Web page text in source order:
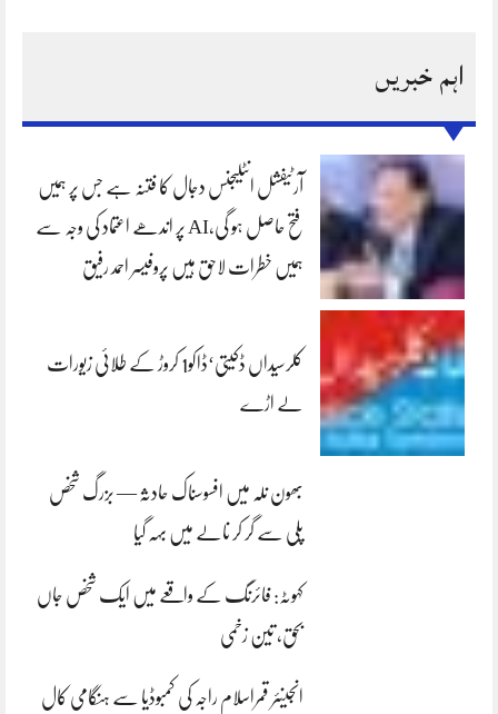
اہم خبریں
آرٹیفشل انٹلیجنس دجال کا فتنہ ہے جس پر ہمیں
فتح حاصل ہو گی،AI پر اندھے اعتماد کی وجہ سے
ہمیں خطرات لاحق ہیں پروفیسر احمد رفیق
کلرسیداں ڈکیتی‘ڈاکو1 کروڑ کے طلائی زیورات
لے اڑے
بھون نلہ میں افسوسناک حادثہ — بزرگ شخص
پلی سے گر کر نالے میں بہہ گیا
کہوٹہ: فائرنگ کے واقعے میں ایک شخص جاں
بحق، تین زخمی
انجینئر قمراسلام راجہ کی کمبوڈیا سے ہنگامی کال